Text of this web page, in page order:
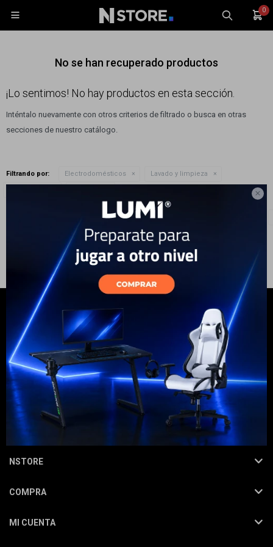

0

No se han recuperado productos
¡Lo sentimos! No hay productos en esta sección.
Inténtalo nuevamente con otros criterios de filtrado o busca en otras
secciones de nuestro catálogo.
Filtrando por: Electrodomésticos
Lavado y limpieza
Electrodomésticos
NEWSLETTER
¡Suscribite y recibí todas nuestras novedades!
SUSCRIBIRME
NSTORE
COMPRA
MI CUENTA
Electrodomésticos
Hogar
Marcas
Wearables
Accesorios
Monitores
Gaming